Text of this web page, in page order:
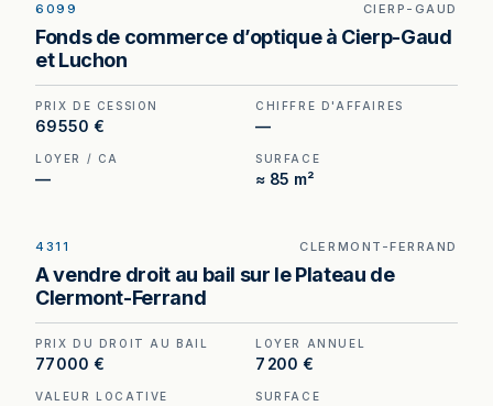
EXCLUSIVITÉ
Optique à vendre à Cierp-Gaud, au prix de 69
550 €. (Honoraires à la charge de l'acquéreur : 4
550 €).
6099 CIERP-GAUD
Fonds de commerce d’optique à Cierp-Gaud
et Luchon
PRIX DE CESSION
69 550 €
CHIFFRE D'AFFAIRES
—
LOYER / CA
—
SURFACE
≈ 85 m²
Droit au bail à vendre à Clermont-Ferrand —
plateau central, secteur commerçant à fort
passage.
4311 CLERMONT-FERRAND
A vendre droit au bail sur le Plateau de
Clermont-Ferrand
PRIX DU DROIT AU BAIL
77 000 €
LOYER ANNUEL
7 200 €
VALEUR LOCATIVE SURFACE